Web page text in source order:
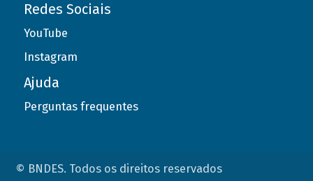
Redes Sociais
YouTube
Instagram
Ajuda
Perguntas frequentes
© BNDES. Todos os direitos reservados